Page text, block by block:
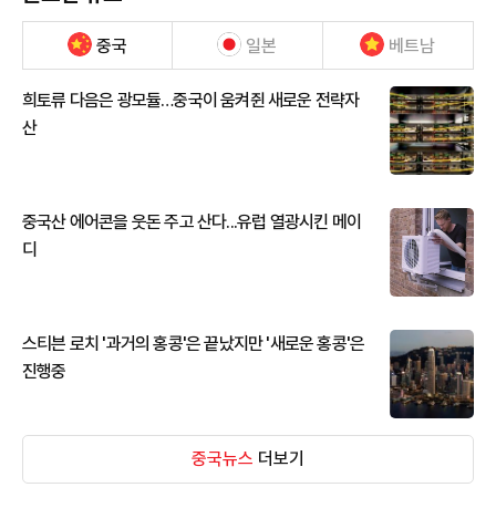
중국 일본 베트남
희토류 다음은 광모듈…중국이 움켜쥔 새로운 전략자
산
중국산 에어콘을 웃돈 주고 산다...유럽 열광시킨 메이
디
스티븐 로치 '과거의 홍콩'은 끝났지만 '새로운 홍콩'은
진행중
중국뉴스 더보기